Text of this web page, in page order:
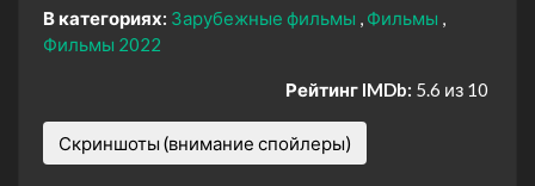
В категориях: Зарубежные фильмы
Фильмы
Фильмы 2022
Рейтинг IMDb: 5.6 из 10
Скриншоты (внимание спойлеры)